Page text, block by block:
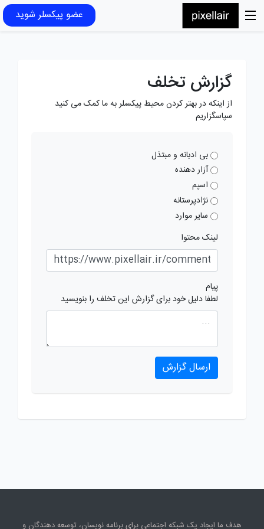
عضو پیکسلر شوید
گزارش تخلف
از اینکه در بهتر کردن محیط پیکسلر به ما کمک می کنید
سپاسگزاریم
بی ادبانه و مبتذل
آزار دهنده
اسپم
نژادپرستانه
سایر موارد
لینک محتوا
پیام
لطفا دلیل خود برای گزارش این تخلف را بنویسید
ارسال گزارش
هدف ما ایجاد یک شبکه اجتماعی برای برنامه نویسان، توسعه دهندگان و